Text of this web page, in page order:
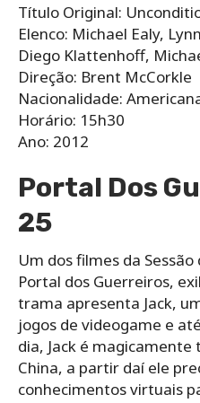
Título Original:
Elenco: Michael Ealy,
Diego Klattenhoff,
Direção: Brent McCorkle
Nacionalidade:
Horário: 15h30
Ano: 2012
Portal Dos
25
Um dos filmes da
Portal dos Guerreiros,
trama apresenta Jack,
jogos de videogame e
dia, Jack é
China, a partir daí ele
conhecimentos virtuais